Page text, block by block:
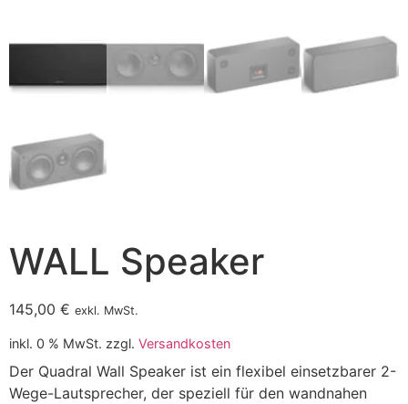
WALL Speaker
145,00 € exkl. MwSt.
inkl. 0 % MwSt. zzgl. Versandkosten
Der Quadral Wall Speaker ist ein flexibel einsetzbarer 2-
Wege-Lautsprecher, der speziell für den wandnahen